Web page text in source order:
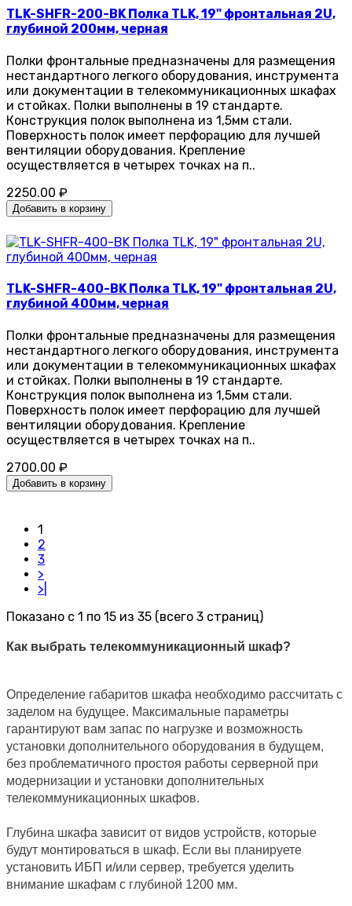
TLK-SHFR-200-BK Полка TLK, 19" фронтальная 2U,
глубиной 200мм, черная
Полки фронтальные предназначены для размещения
нестандартного легкого оборудования, инструмента
или документации в телекоммуникационных шкафах
и стойках. Полки выполнены в 19 стандарте.
Конструкция полок выполнена из 1,5мм стали.
Поверхность полок имеет перфорацию для лучшей
вентиляции оборудования. Крепление
осуществляется в четырех точках на п..
2250.00 ₽
Добавить в корзину
TLK-SHFR-400-BK Полка TLK, 19" фронтальная 2U,
глубиной 400мм, черная
Полки фронтальные предназначены для размещения
нестандартного легкого оборудования, инструмента
или документации в телекоммуникационных шкафах
и стойках. Полки выполнены в 19 стандарте.
Конструкция полок выполнена из 1,5мм стали.
Поверхность полок имеет перфорацию для лучшей
вентиляции оборудования. Крепление
осуществляется в четырех точках на п..
2700.00 ₽
Добавить в корзину
1
2
3
>
>|
Показано с 1 по 15 из 35 (всего 3 страниц)
Как выбрать телекоммуникационный шкаф?
Определение габаритов шкафа необходимо рассчитать с
заделом на будущее. Максимальные параметры
гарантируют вам запас по нагрузке и возможность
установки дополнительного оборудования в будущем,
без проблематичного простоя работы серверной при
модернизации и установки дополнительных
телекоммуникационных шкафов.
Глубина шкафа зависит от видов устройств, которые
будут монтироваться в шкаф. Если вы планируете
установить ИБП и/или сервер, требуется уделить
внимание шкафам с глубиной 1200 мм.